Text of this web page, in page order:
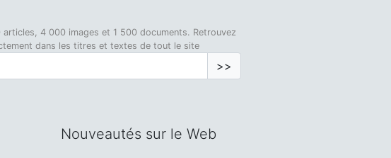
4 000 images et 1 500 documents. Retrouvez
dans les titres et textes de tout le site
>>
Nouveautés sur le Web